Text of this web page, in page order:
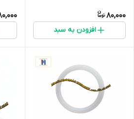
80,000
افزودن به سبد